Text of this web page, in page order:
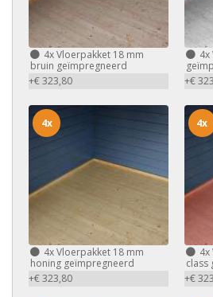
4xVloerpakket 18 mm
bruin geïmpregneerd
+€ 323,80
4x
+€
4xVloerpakket 18 mm
honing geïmpregneerd
+€ 323,80
4x
4x
class
+€
4x